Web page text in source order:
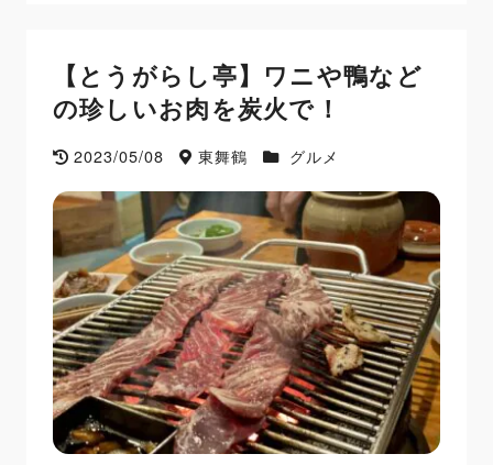
【とうがらし亭】ワニや鴨など
の珍しいお肉を炭火で！
2023/05/08 東舞鶴 グルメ